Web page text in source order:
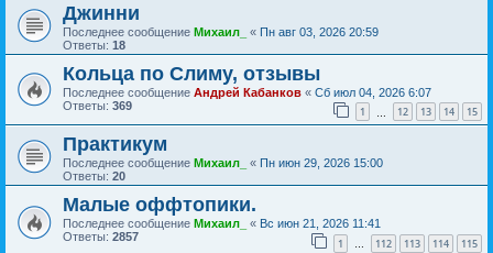
Джинни
Последнее сообщение Михаил_ « Пн авг 03, 2026 20:59
Ответы: 18
Кольца по Слиму, отзывы
Последнее сообщение Андрей Кабанков « Сб июл 04, 2026 6:07
Ответы: 369 1 12 13 14 15
Практикум
Последнее сообщение Михаил_ « Пн июн 29, 2026 15:00
Ответы: 20
Малые оффтопики.
Последнее сообщение Михаил_ « Вс июн 21, 2026 11:41
Ответы: 2857 1 … 112 113 114 115